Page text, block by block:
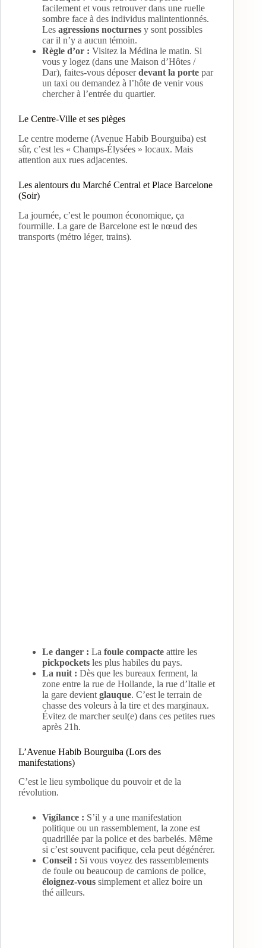
facilement et vous retrouver dans une ruelle
sombre face à des individus malintentionnés.
Les agressions nocturnes y sont possibles
car il n’y a aucun témoin.
Règle d’or : Visitez la Médina le matin. Si
vous y logez (dans une Maison d’Hôtes /
Dar), faites-vous déposerdevant la porte par
un taxi ou demandez à l’hôte de venir vous
chercher à l’entrée du quartier.
Le Centre-Ville et ses pièges
Le centre moderne (Avenue Habib Bourguiba) est
sûr, c’est les « Champs-Élysées » locaux. Mais
attention aux rues adjacentes.
Les alentours du Marché Central et Place Barcelone
(Soir)
La journée, c’est le poumon économique, ça
fourmille. La gare de Barcelone est le nœud des
transports (métro léger, trains).
Le danger : La foule compacte attire les
pickpockets les plus habiles du pays.
La nuit : Dès que les bureaux ferment, la
zone entre la rue de Hollande, la rue d’Italie et
la gare devient glauque. C’est le terrain de
chasse des voleurs à la tire et des marginaux.
Évitez de marcher seul(e) dans ces petites rues
après 21h.
L’Avenue Habib Bourguiba (Lors des
manifestations)
C’est le lieu symbolique du pouvoir et de la
révolution.
Vigilance : S’il y a une manifestation
politique ou un rassemblement, la zone est
quadrillée par la police et des barbelés. Même
si c’est souvent pacifique, cela peut dégénérer.
Conseil : Si vous voyez des rassemblements
de foule ou beaucoup de camions de police,
éloignez-vous simplement et allez boire un
thé ailleurs.